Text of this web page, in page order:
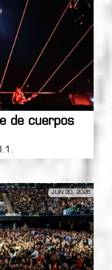
de cuerpos
JUN 20, 2026